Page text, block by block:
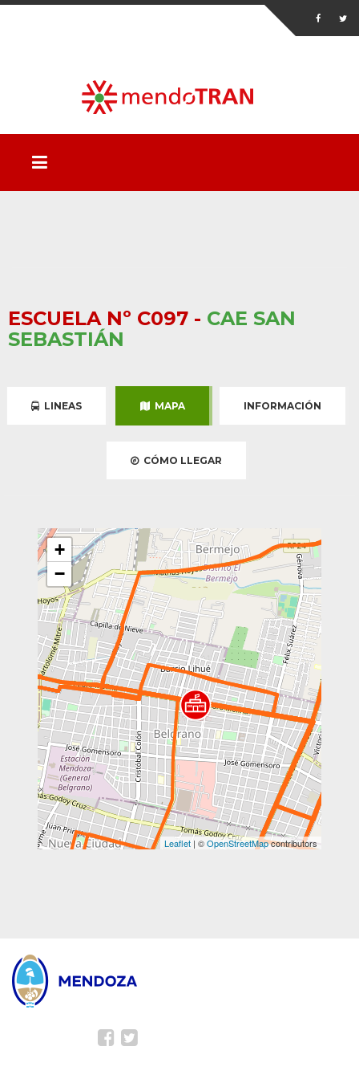
ESCUELA Nº C097 - CAE SAN
SEBASTIÁN
LINEAS MAPA INFORMACIÓN
CÓMO LLEGAR
+
−
Leaflet | ©OpenStreetMapcontributors